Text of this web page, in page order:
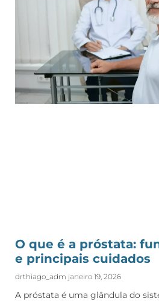
O que é a próstata:
e principais cuidados
drthiago_adm janeiro 19, 2026
A próstata é uma glândula do